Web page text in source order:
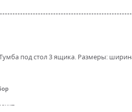
под стол 3 ящика. Размеры: